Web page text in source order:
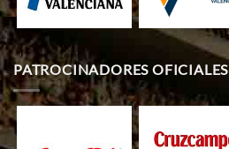
PATROCINADORES OFICIALES